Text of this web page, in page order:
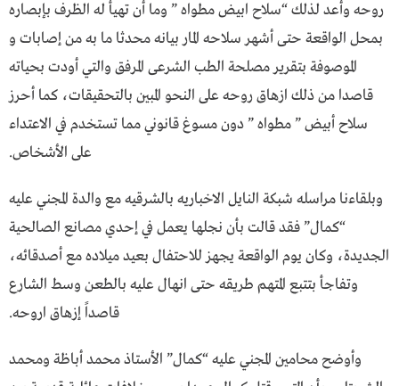
روحه وأعد لذلك “سلاح ابيض مطواه ” وما أن تهيأ له الظرف بإبصاره
بمحل الواقعة حتى أشهر سلاحه المار بيانه محدثا ما به من إصابات و
الموصوفة بتقرير مصلحة الطب الشرعى المرفق والتي أودت بحياته
قاصدا من ذلك ازهاق روحه على النحو المبين بالتحقيقات، كما أحرز
سلاح أبيض ” مطواه ” دون مسوغ قانوني مما تستخدم في الاعتداء
على الأشخاص.
وبلقاءنا مراسله شبكة النايل الاخباريه بالشرقيه مع والدة المجني عليه
“كمال” فقد قالت بأن نجلها يعمل في إحدي مصانع الصالحية
الجديدة، وكان يوم الواقعة يجهز للاحتفال بعيد ميلاده مع أصدقائه،
وتفاجأ بتتبع المتهم طريقه حتى انهال عليه بالطعن وسط الشارع
قاصداً إزهاق اروحه.
وأوضح محامين المجني عليه “كمال” الأستاذ محمد أباظة ومحمد